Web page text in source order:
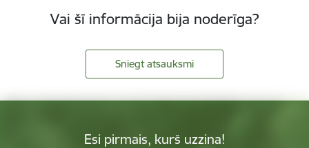
Vai šī informācija bija noderīga?
Sniegt atsauksmi
Esi pirmais, kurš uzzina!